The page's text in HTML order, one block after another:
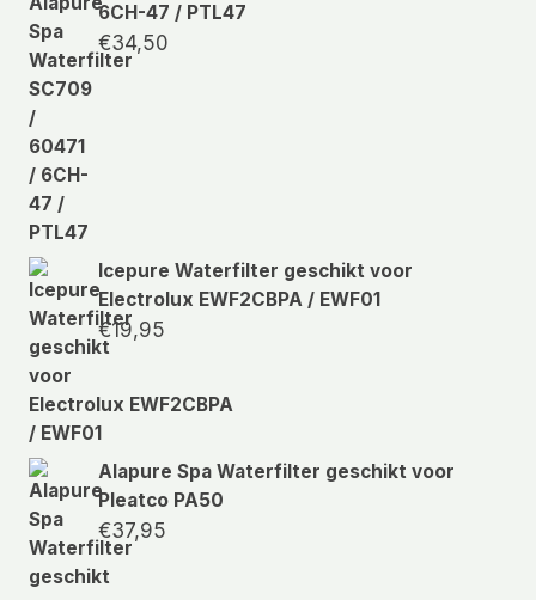
6CH-47 / PTL47
€34,50
Icepure Waterfilter geschikt voor
Electrolux EWF2CBPA / EWF01
€19,95
Alapure Spa Waterfilter geschikt voor
Pleatco PA50
€37,95